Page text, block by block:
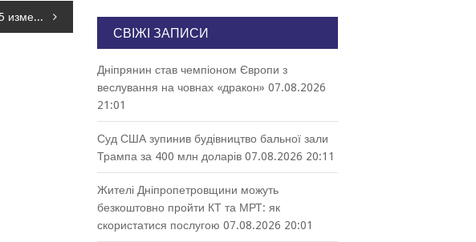
В Днепре трамвай №5 изменит свой маршрут: альтернативные варианты проезда
СВІЖІ ЗАПИСИ
Дніпрянин став чемпіоном Європи з
веслування на човнах «дракон» 07.08.2026
21:01
Суд США зупинив будівництво бальної зали
Трампа за 400 млн доларів 07.08.2026 20:11
Жителі Дніпропетровщини можуть
безкоштовно пройти КТ та МРТ: як
скористатися послугою 07.08.2026 20:01